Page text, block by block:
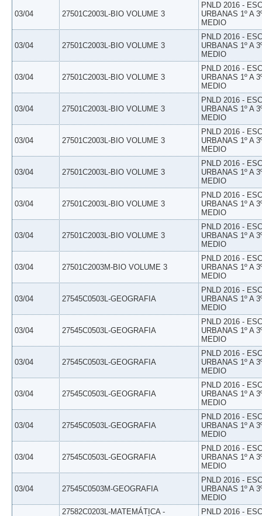
03/04 27501C2003L-BIO VOLUME 3
PNLD 2016 -
URBANAS 1º A
MEDIO
03/04 27501C2003L-BIO VOLUME 3
PNLD 2016 -
URBANAS 1º A
MEDIO
03/04 27501C2003L-BIO VOLUME 3
PNLD 2016 -
URBANAS 1º A
MEDIO
03/04 27501C2003L-BIO VOLUME 3
PNLD 2016 -
URBANAS 1º A
MEDIO
03/04 27501C2003L-BIO VOLUME 3
PNLD 2016 -
URBANAS 1º A
MEDIO
03/04 27501C2003L-BIO VOLUME 3
PNLD 2016 -
URBANAS 1º A
MEDIO
03/04 27501C2003L-BIO VOLUME 3
PNLD 2016 -
URBANAS 1º A
MEDIO
03/04 27501C2003L-BIO VOLUME 3
PNLD 2016 -
URBANAS 1º A
MEDIO
03/04 27501C2003M-BIO VOLUME 3
PNLD 2016 -
URBANAS 1º A
MEDIO
03/04 27545C0503L-GEOGRAFIA
PNLD 2016 -
URBANAS 1º A
MEDIO
03/04 27545C0503L-GEOGRAFIA
PNLD 2016 -
URBANAS 1º A
MEDIO
03/04 27545C0503L-GEOGRAFIA
PNLD 2016 -
URBANAS 1º A
MEDIO
03/04 27545C0503L-GEOGRAFIA
PNLD 2016 -
URBANAS 1º A
MEDIO
03/04 27545C0503L-GEOGRAFIA
PNLD 2016 -
URBANAS 1º A
MEDIO
03/04 27545C0503L-GEOGRAFIA
PNLD 2016 -
URBANAS 1º A
MEDIO
03/04 27545C0503M-GEOGRAFIA
PNLD 2016 -
URBANAS 1º A
MEDIO
27582C0203L-MATEMÁTICA -
PNLD 2016 -